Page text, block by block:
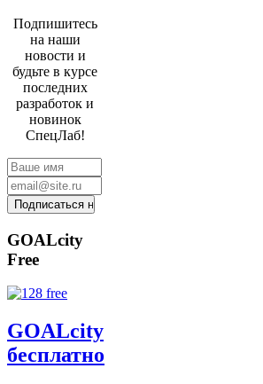
Подпишитесь
на наши
новости и
будьте в курсе
последних
разработок и
новинок
СпецЛаб!
GOALcity
Free
GOALcity
бесплатно